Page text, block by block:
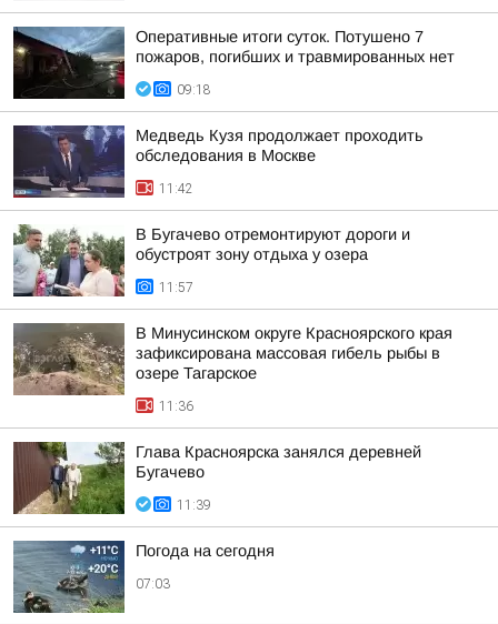
Оперативные итоги суток. Потушено 7
пожаров, погибших и травмированных нет
09:18
Медведь Кузя продолжает проходить
обследования в Москве
11:42
В Бугачево отремонтируют дороги и
обустроят зону отдыха у озера
11:57
В Минусинском округе Красноярского края
зафиксирована массовая гибель рыбы в
озере Тагарское
11:36
Глава Красноярска занялся деревней
Бугачево
11:39
Погода на сегодня
07:03